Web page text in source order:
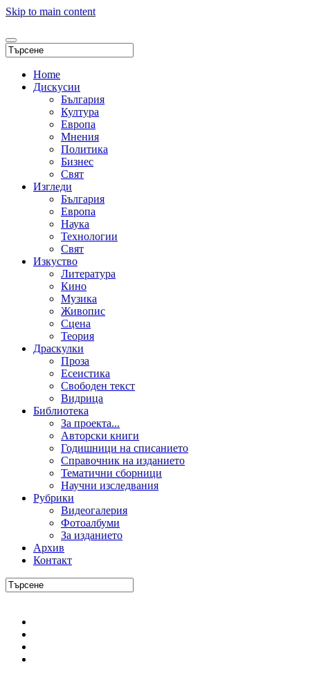
Skip to main content
Home
Дискусии
България
Култура
Европа
Мнения
Политика
Бизнес
Свят
Изгледи
България
Европа
Наука
Технологии
Свят
Изкуство
Литература
Кино
Музика
Живопис
Сцена
Теория
Драскулки
Проза
Есеистика
Свободен текст
Видрица
Библиотека
За проекта...
Авторски книги
Годишници на списанието
Справочник на изданието
Тематични сборници
Научни изследвания
Рубрики
Видеогалерия
Фотоалбуми
За изданието
Архив
Контакт